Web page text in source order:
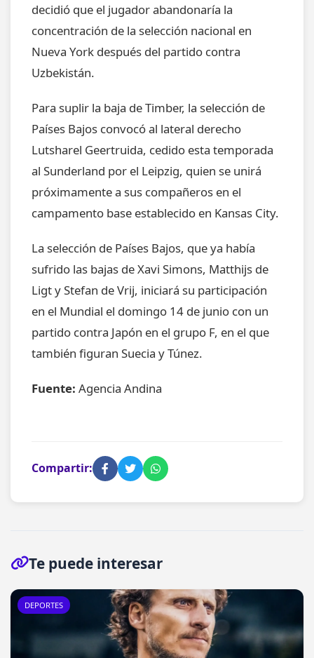
decidió que el jugador abandonaría la
concentración de la selección nacional en
Nueva York después del partido contra
Uzbekistán.
Para suplir la baja de Timber, la selección de
Países Bajos convocó al lateral derecho
Lutsharel Geertruida, cedido esta temporada
al Sunderland por el Leipzig, quien se unirá
próximamente a sus compañeros en el
campamento base establecido en Kansas City.
La selección de Países Bajos, que ya había
sufrido las bajas de Xavi Simons, Matthijs de
Ligt y Stefan de Vrij, iniciará su participación
en el Mundial el domingo 14 de junio con un
partido contra Japón en el grupo F, en el que
también figuran Suecia y Túnez.
Fuente: Agencia Andina
Compartir:
Te puede interesar
DEPORTES